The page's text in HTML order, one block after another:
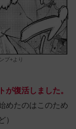
プ+より
が復活しました。
めたのはこのため
）